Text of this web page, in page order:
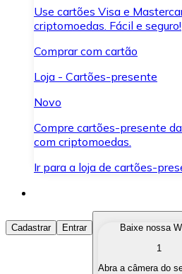
Use cartões Visa e
criptomoedas. Fácil e seguro!
Comprar com cartão
Loja - Cartões-presente
Novo
Compre cartões-presente
com criptomoedas.
Ir para a loja de cartões-
Comprar Criptomoedas
Compre as criptomoedas
Cadastrar Entrar
Baixe nossa
1
Abra a câmera do